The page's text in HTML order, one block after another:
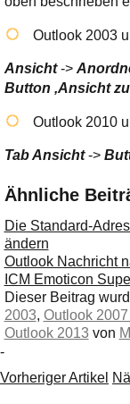
Outlook 2003
Ansicht->
Button ‚Ansicht
Outlook 2010
Tab Ansicht->
Ähnliche
Die Standard-
ändern
Outlook Nachricht
ICM Emoticon
Dieser Beitrag
2003, Outlook
Outlook 2013 von
-
Vorheriger Artikel